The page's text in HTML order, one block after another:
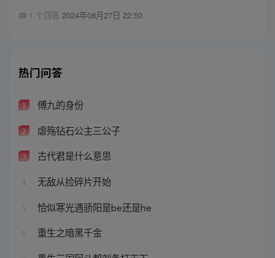
1 个回答 2024年08月27日 22:50
热门问答
1 傅九的身份
2 虐殇钻石公主三公子
3 古代君是什么意思
4 无敌从捡碎片开始
5 恰似寒光遇骄阳是be还是he
6 重生之暗黑千金